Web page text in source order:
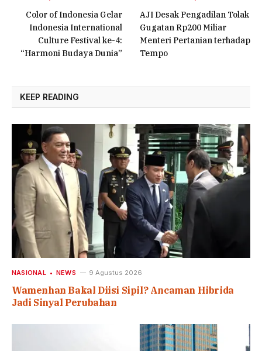
Color of Indonesia Gelar
Indonesia International
Culture Festival ke-4:
“Harmoni Budaya Dunia”
AJI Desak Pengadilan Tolak
Gugatan Rp200 Miliar
Menteri Pertanian terhadap
Tempo
KEEP READING
NASIONAL NEWS 9 Agustus 2026
Wamenhan Bakal Diisi Sipil? Ancaman Hibrida
Jadi Sinyal Perubahan